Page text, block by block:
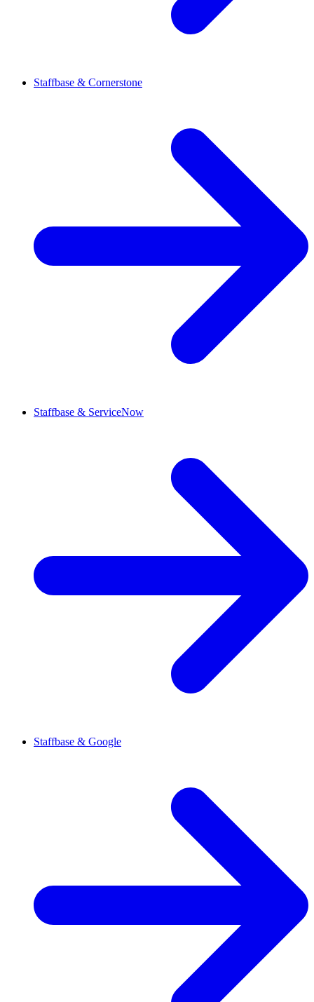
Staffbase & Cornerstone
Staffbase & ServiceNow
Staffbase & Google